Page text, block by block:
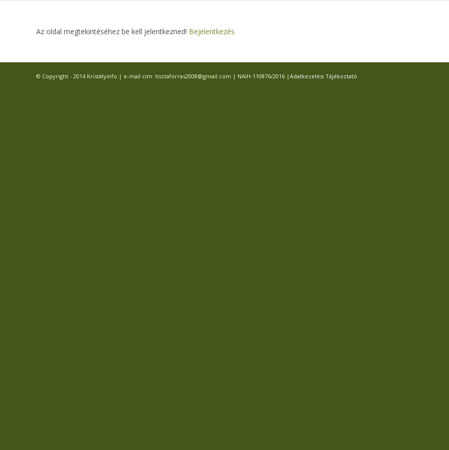
Az oldal megtekintéséhez be kell jelentkezned! Bejelentkezés
© Copyright - 2014 Kristályinfo | e-mail cím: tisztaforras2008@gmail.com | NAIH-110876/2016 | Adatkezelési Tájékoztató